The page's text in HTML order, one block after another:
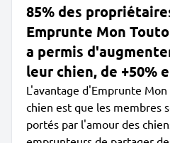
85% des
Emprunte Mon
a permis
leur chien, de +50%
L'avantage d'Emprunte
chien est que les membres
portés par l'amour des